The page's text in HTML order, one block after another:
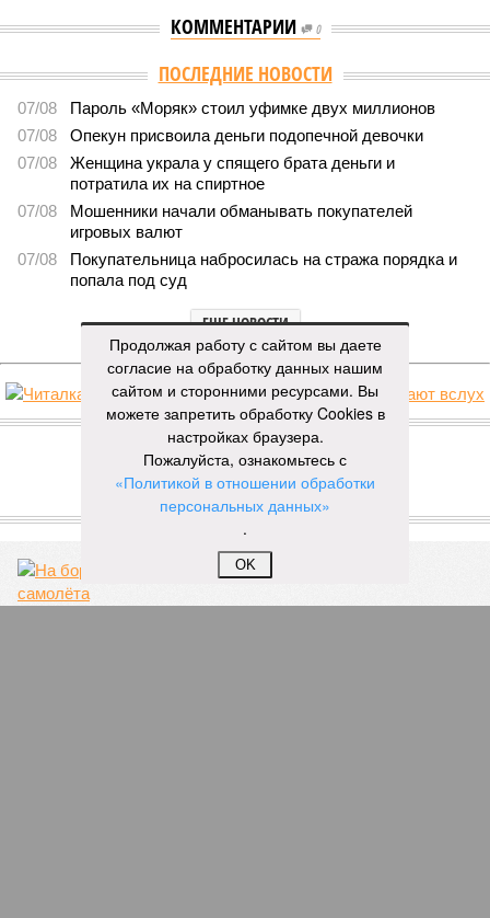
КОММЕНТАРИИ 0
ПОСЛЕДНИЕ НОВОСТИ
07/08
Пароль «Моряк» стоил уфимке двух миллионов
07/08
Опекун присвоила деньги подопечной девочки
07/08
Женщина украла у спящего брата деньги и
потратила их на спиртное
07/08
Мошенники начали обманывать покупателей
игровых валют
07/08
Покупательница набросилась на стража порядка и
попала под суд
ЕЩЕ НОВОСТИ
НОВОСТИ ПАРТНЕРОВ
Новости smi2.ru
ЕЩЕ ИЗ РАЗДЕЛА «ОБЩЕСТВО»
Продолжая работу с сайтом вы даете
согласие на обработку данных нашим
сайтом и сторонними ресурсами. Вы
можете запретить обработку Cookies в
настройках браузера.
Пожалуйста, ознакомьтесь с
«Политикой в отношении обработки
персональных данных»
.
OK